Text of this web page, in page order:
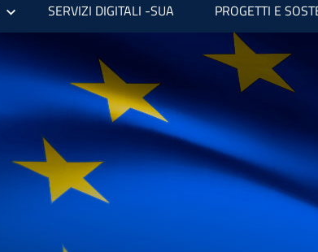
SERVIZI DIGITALI -SUA PROGETTI E